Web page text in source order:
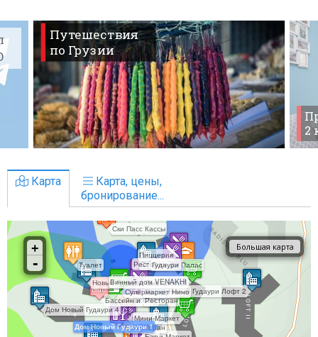
Путешествия
по Грузии
2
Карта
Карта, цены,
бронирование...